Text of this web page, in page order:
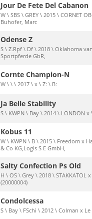
Jour De Fete Del Cabanon
W \ SBS \ GREY \ 2015 \ CORNET
Buhofer, Marc
Odense Z
S \ Z.Rpf \ Df \ 2018 \ Oklahoma
Sportpferde GbR,
Cornte Champion-N
W \ \ \ 2017 \ x \ Z: \ B:
Ja Belle Stability
S \ KWPN \ Bay \ 2014 \ LONDON x
Kobus 11
W \ KWPN \ B \ 2015 \ Freedom x
& Co KG,Logis S E GmbH,
Salty Confection Ps Old
H \ OS \ Grey \ 2018 \ STAKKATOL
(20000004)
Condolcessa
S \ Bay \ FSchi \ 2012 \ Colman x